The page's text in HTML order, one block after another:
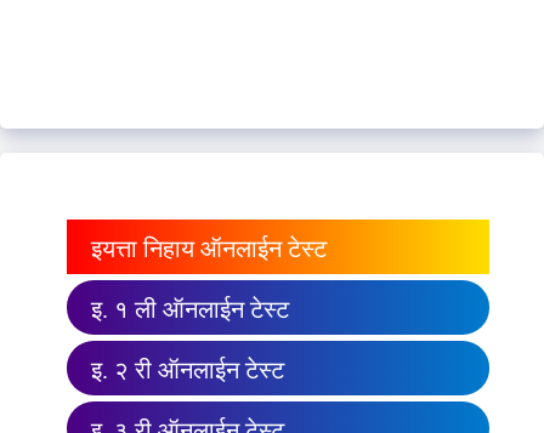
इयत्ता निहाय ऑनलाईन टेस्ट
इ. १ ली ऑनलाईन टेस्ट
इ. २ री ऑनलाईन टेस्ट